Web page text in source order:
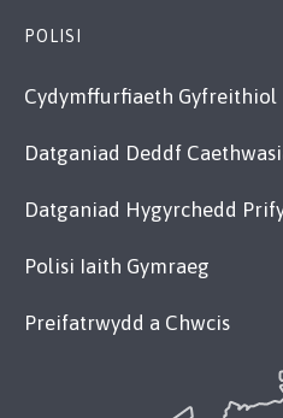
POLISI
Cydymffurfiaeth Gyfreithiol
Datganiad Deddf
Datganiad Hygyrchedd
Polisi Iaith Gymraeg
Preifatrwydd a Chwcis